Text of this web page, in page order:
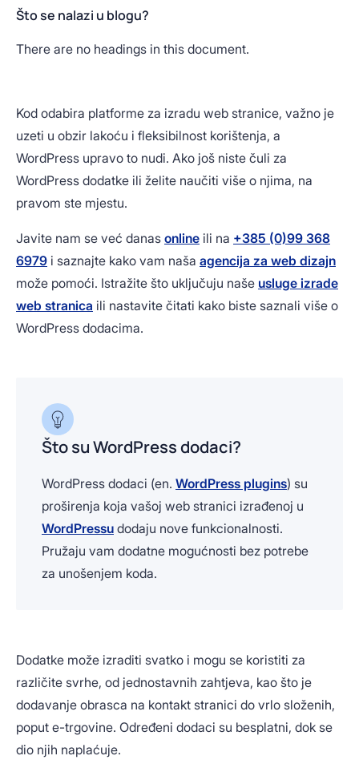
Što se nalazi u blogu?
There are no headings in this document.
Kod odabira platforme za izradu web stranice, važno je
uzeti u obzir lakoću i fleksibilnost korištenja, a
WordPress upravo to nudi. Ako još niste čuli za
WordPress dodatke ili želite naučiti više o njima, na
pravom ste mjestu.
Javite nam se već danas online ili na +385 (0)99 368
6979 i saznajte kako vam naša agencija za web dizajn
može pomoći. Istražite što uključuju naše usluge izrade
web stranica ili nastavite čitati kako biste saznali više o
WordPress dodacima.
Što su WordPress dodaci?
WordPress dodaci (en. WordPress plugins) su
proširenja koja vašoj web stranici izrađenoj u
WordPressu dodaju nove funkcionalnosti.
Pružaju vam dodatne mogućnosti bez potrebe
za unošenjem koda.
Dodatke može izraditi svatko i mogu se koristiti za
različite svrhe, od jednostavnih zahtjeva, kao što je
dodavanje obrasca na kontakt stranici do vrlo složenih,
poput e-trgovine. Određeni dodaci su besplatni, dok se
dio njih naplaćuje.